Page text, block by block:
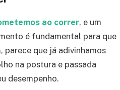
ao correr, e um
é fundamental para que
parece que já adivinhamos
na postura e passada
desempenho.